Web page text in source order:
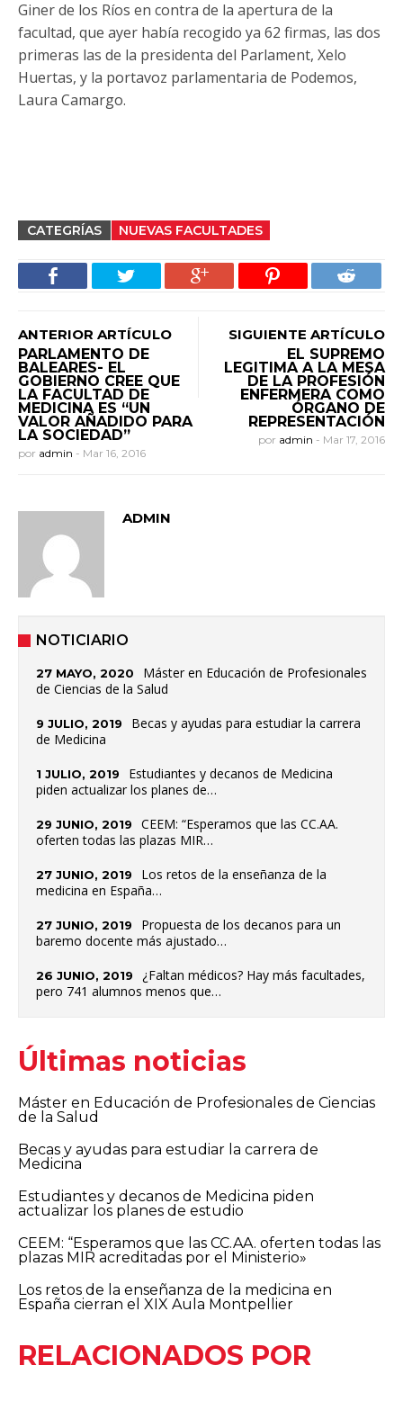
Giner de los Ríos en contra de la apertura de la
facultad, que ayer había recogido ya 62 firmas, las dos
primeras las de la presidenta del Parlament, Xelo
Huertas, y la portavoz parlamentaria de Podemos,
Laura Camargo.
CATEGRÍAS NUEVAS FACULTADES
ANTERIOR ARTÍCULO
PARLAMENTO DE
BALEARES- EL
GOBIERNO CREE QUE
LA FACULTAD DE
MEDICINA ES “UN
VALOR AÑADIDO PARA
LA SOCIEDAD”
por admin - Mar 16, 2016
SIGUIENTE ARTÍCULO
EL SUPREMO
LEGITIMA A LA MESA
DE LA PROFESIÓN
ENFERMERA COMO
ÓRGANO DE
REPRESENTACIÓN
por admin - Mar 17, 2016
ADMIN
NOTICIARIO
27 MAYO, 2020
Máster en Educación de Profesionales
de Ciencias de la Salud
9 JULIO, 2019
Becas y ayudas para estudiar la carrera
de Medicina
1 JULIO, 2019
Estudiantes y decanos de Medicina
piden actualizar los planes de…
29 JUNIO, 2019
CEEM: “Esperamos que las CC.AA.
oferten todas las plazas MIR…
27 JUNIO, 2019
Los retos de la enseñanza de la
medicina en España…
27 JUNIO, 2019
Propuesta de los decanos para un
baremo docente más ajustado…
26 JUNIO, 2019
¿Faltan médicos? Hay más facultades,
pero 741 alumnos menos que…
Últimas noticias
Máster en Educación de Profesionales de Ciencias
de la Salud
Becas y ayudas para estudiar la carrera de
Medicina
Estudiantes y decanos de Medicina piden
actualizar los planes de estudio
CEEM: “Esperamos que las CC.AA. oferten todas las
plazas MIR acreditadas por el Ministerio»
Los retos de la enseñanza de la medicina en
España cierran el XIX Aula Montpellier
RELACIONADOS POR